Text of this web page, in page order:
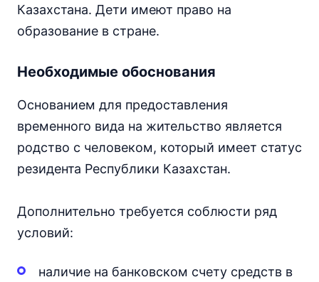
Казахстана. Дети имеют право на
образование в стране.
Необходимые обоснования
Основанием для предоставления
временного вида на жительство является
родство с человеком, который имеет статус
резидента Республики Казахстан.
Дополнительно требуется соблюсти ряд
условий:
наличие на банковском счету средств в